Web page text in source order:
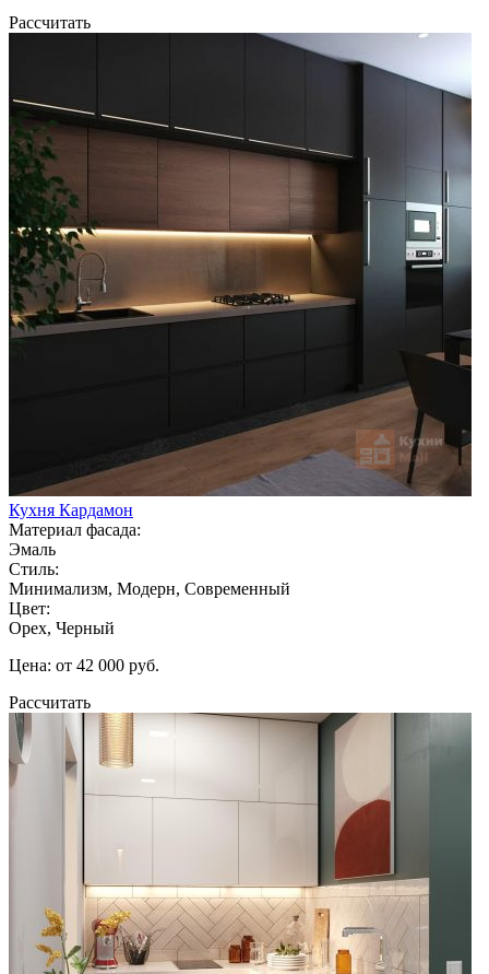
Рассчитать
Кухня Кардамон
Материал фасада:
Эмаль
Стиль:
Минимализм, Модерн, Современный
Цвет:
Орех, Черный
Цена: от 42 000 руб.
Рассчитать